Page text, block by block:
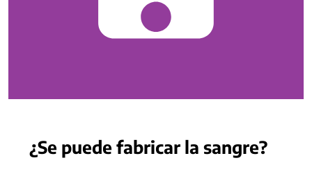
¿Se puede fabricar la sangre?